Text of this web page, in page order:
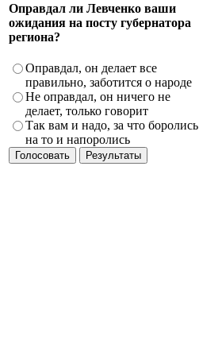
Оправдал ли Левченко ваши
ожидания на посту губернатора
региона?
Оправдал, он делает все
правильно, заботится о народе
Не оправдал, он ничего не
делает, только говорит
Так вам и надо, за что боролись
на то и напоролись